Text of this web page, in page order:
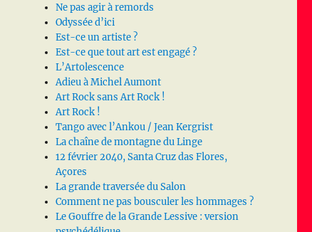
Ne pas agir à remords
Odyssée d’ici
Est-ce un artiste ?
Est-ce que tout art est engagé ?
L’Artolescence
Adieu à Michel Aumont
Art Rock sans Art Rock !
Art Rock !
Tango avec l’Ankou / Jean Kergrist
La chaîne de montagne du Linge
12 février 2040, Santa Cruz das Flores,
Açores
La grande traversée du Salon
Comment ne pas bousculer les hommages ?
Le Gouffre de la Grande Lessive : version